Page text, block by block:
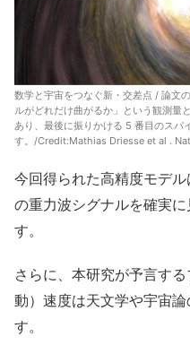
数学と宇宙をつなぐ新・交差点 / 論文
ルがどれだけ曲がるか」という観測量
あり、最後に振りかける 5 番目のスパ
す。/Credit:Mathias Driesse et al .
今回得られた高精度モデ
の重力波シグナルを確実
す。
さらに、本研究が予言す
動）速度は天文学や宇宙
す。